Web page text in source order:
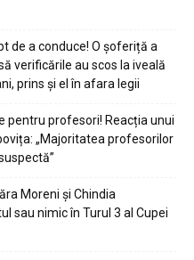
de a conduce! O șoferiță a
verificările au scos la iveală
prins și el în afara legii
pentru profesori! Reacția unui
„Majoritatea profesorilor
Moreni și Chindia
sau nimic în Turul 3 al Cupei